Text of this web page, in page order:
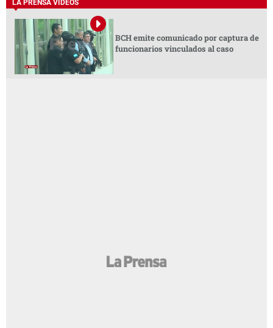
LA PRENSA VIDEOS
BCH emite comunicado por captura de
funcionarios vinculados al caso